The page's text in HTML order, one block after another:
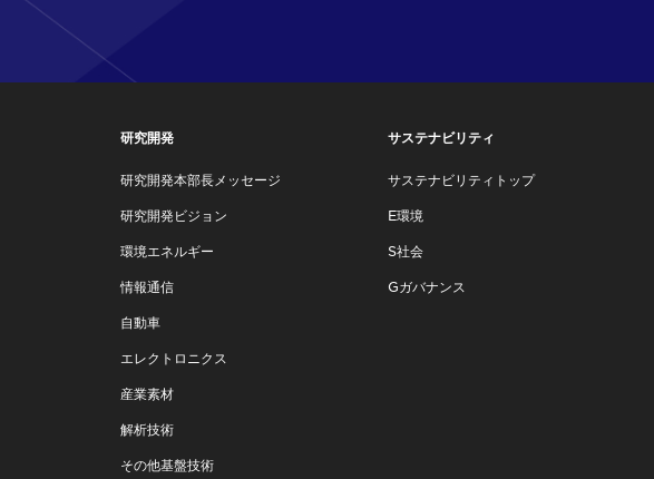
研究開発
研究開発本部長メッセージ
研究開発ビジョン
環境エネルギー
情報通信
自動車
エレクトロニクス
産業素材
解析技術
その他基盤技術
サステナビリティ
サステナビリティトップ
E環境
S社会
Gガバナンス